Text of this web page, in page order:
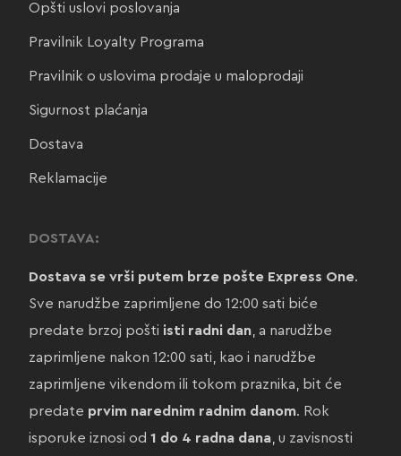
Opšti uslovi poslovanja
Pravilnik Loyalty Programa
Pravilnik o uslovima prodaje u maloprodaji
Sigurnost plaćanja
Dostava
Reklamacije
DOSTAVA:
Dostava se vrši putem brze pošte Express One.
Sve narudžbe zaprimljene do 12:00 sati biće
predate brzoj pošti isti radni dan, a narudžbe
zaprimljene nakon 12:00 sati, kao i narudžbe
zaprimljene vikendom ili tokom praznika, bit će
predate prvim narednim radnim danom. Rok
isporuke iznosi od 1 do 4 radna dana, u zavisnosti